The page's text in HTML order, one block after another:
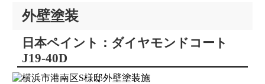
外壁塗装
日本ペイント：ダイヤモンドコート
J19-40D